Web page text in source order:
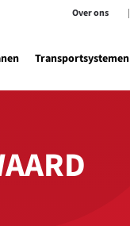
Over ons |
Transportsystemen